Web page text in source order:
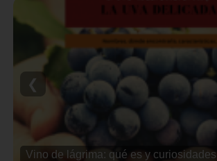
Vino de lágrima: qué es y curiosidades
❮